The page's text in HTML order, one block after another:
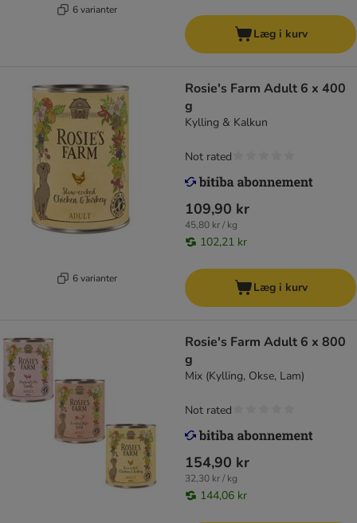
6 varianter
Læg i kurv
6 varianter
Rosie's Farm Adult 6 x 400
g
Kylling & Kalkun
109,90 kr
45,80 kr / kg
102,21 kr
Not rated
Læg i kurv
Rosie's Farm Adult 6 x 800
g
Mix (Kylling, Okse, Lam)
154,90 kr
32,30 kr / kg
144,06 kr
Not rated